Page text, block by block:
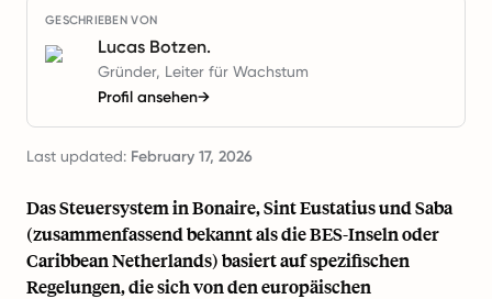
GESCHRIEBEN VON
Lucas Botzen.
Gründer, Leiter für Wachstum
Profil ansehen→
Last updated: February 17, 2026
Das Steuersystem in Bonaire, Sint Eustatius und Saba
(zusammenfassend bekannt als die BES-Inseln oder
CaribbeanNetherlands) basiert auf spezifischen
Regelungen, die sich von den europäischen